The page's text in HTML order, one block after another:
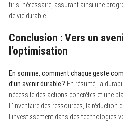
tir si nécessaire, assurant ainsi une
de vie durable.
Conclusion : Vers un
l’optimisation
En somme, comment chaque geste
d’un avenir durable ? En résumé, la
nécessite des actions concrètes et une
L’inventaire des ressources, la réduction
l’investissement dans des technologies